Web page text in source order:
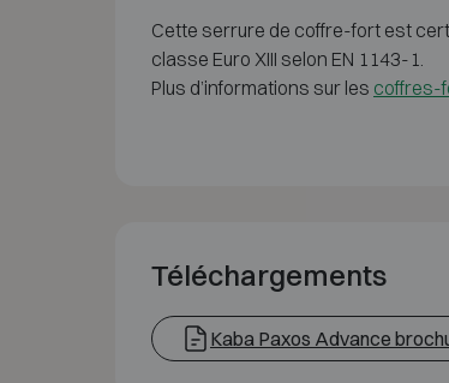
Cette serrure de coffre-fort est
classe Euro XIII selon EN 1143-1.
Plus d’informations sur les coffres-
Téléchargements
Kaba Paxos Advance